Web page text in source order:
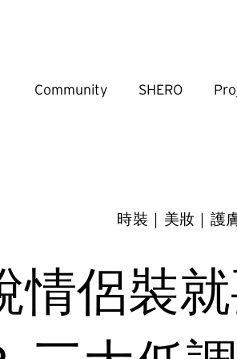
Community SHERO
情侶裝
時裝｜美妝｜護